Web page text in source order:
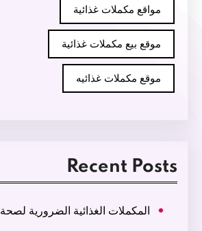
مواقع مكملات غذائية
موقع بيع مكملات غذائية
موقع مكملات غذائيه
Recent Posts
المكملات الغذائية الضرورية لصحة